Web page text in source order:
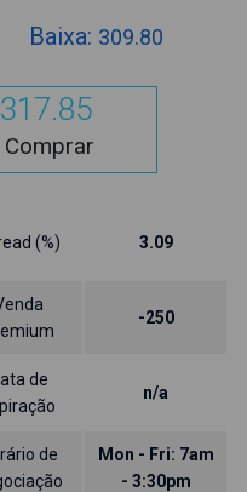
Baixa: 309.80
317.85
Comprar
(%) 3.09
-250
de
n/a
de
Mon - Fri: 7am
- 3:30pm